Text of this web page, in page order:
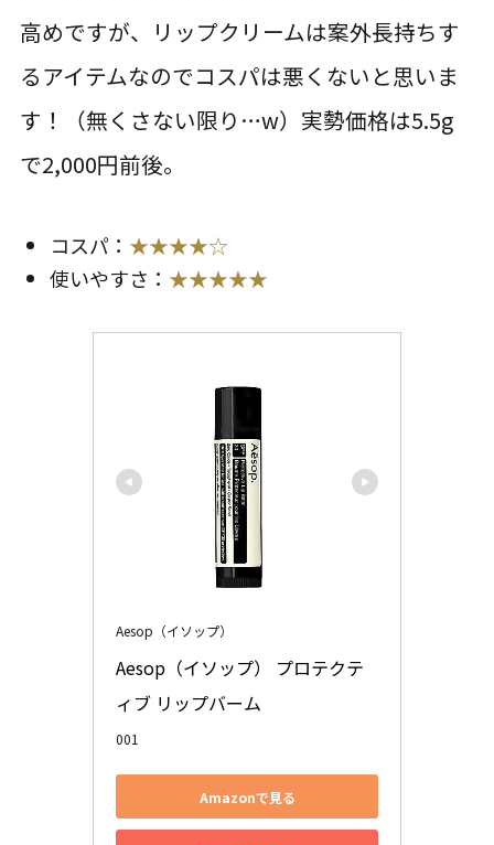
高めですが、リップクリームは案外長持ちす
るアイテムなのでコスパは悪くないと思いま
す！（無くさない限り…w）実勢価格は5.5g
で2,000円前後。
コスパ： ★★★★☆
使いやすさ： ★★★★★
Aesop（イソップ）
Aesop（イソップ） プロテクテ
ィブ リップバーム
001
Amazonで見る